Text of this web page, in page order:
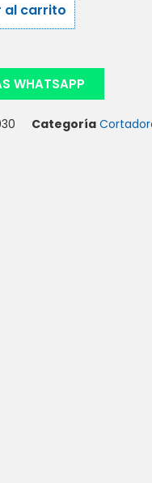
al carrito
WHATSAPP
Categoría